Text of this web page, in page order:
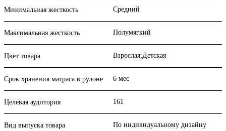
Минимальная жесткость Средний
Максимальная жесткость Полумягкий
Цвет товара Взрослая;Детская
Срок хранения матраса в рулоне 6 мес
Целевая аудитория 161
Вид выпуска товара По индивидуальному дизайну